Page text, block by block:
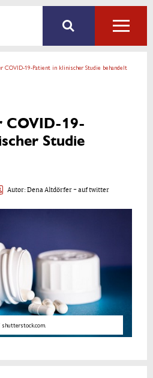
COVID-19-Patient in klinischer Studie behandelt
COVID-19-
Studie
Autor:Dena Altdörfer- auf twitter